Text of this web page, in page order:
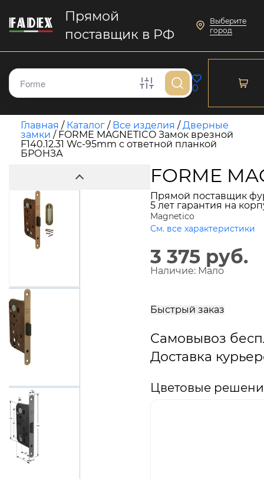
Прямой
поставщик в РФ
Выберите
город
0
Главная / Каталог / Все изделия /Дверные
замки / FORME MAGNETICO Замок врезной
F140.12.31 Wc-95mm с ответной планкой
БРОНЗА
FORME
Прямой поставщик
5 лет гарантия на
Magnetico
См. все характеристики
3 375 руб.
Наличие: Мало
Быстрый заказ
Самовывоз
Доставка
Цветовые